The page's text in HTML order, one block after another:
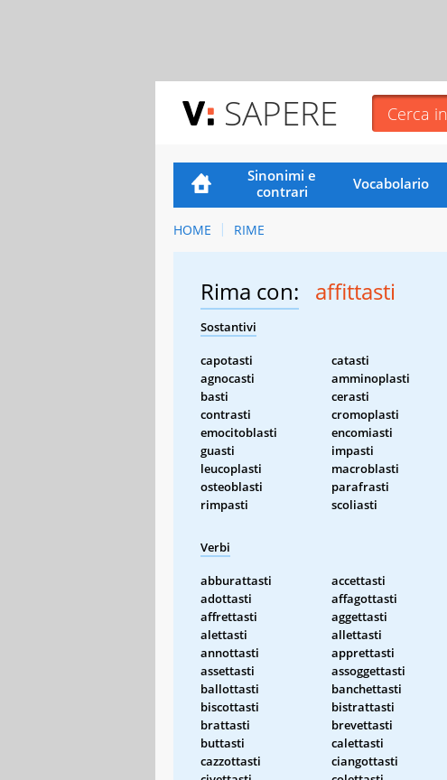
SAPERE
Sinonimi e
contrari
Vocabolario
HOME RIME
Rima con: affittasti
Sostantivi
capotasti catasti
agnocasti
amminoplasti
basti
cerasti
contrasti
cromoplasti
emocitoblasti
encomiasti
guasti
impasti
leucoplasti
macroblasti
osteoblasti
parafrasti
rimpasti
scoliasti
Verbi
abburattasti accettasti
adottasti
affagottasti
affrettasti
aggettasti
alettasti
allettasti
annottasti
apprettasti
assettasti
assoggettasti
ballottasti
banchettasti
biscottasti
bistrattasti
brattasti
brevettasti
buttasti
calettasti
cazzottasti
ciangottasti